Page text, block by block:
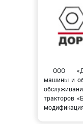
ООО
машины и
тракторов